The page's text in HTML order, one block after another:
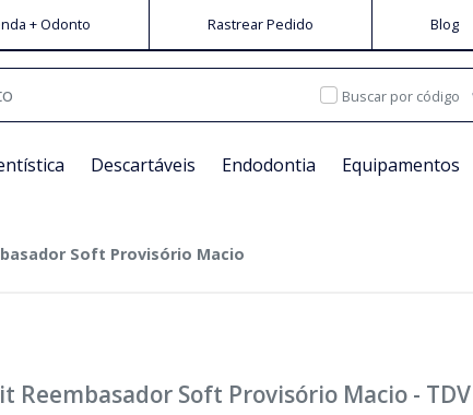
+ Odonto Rastrear Pedido Blog
Buscar por código
Descartáveis Endodontia Equipamentos
Soft Provisório Macio
Reembasador Soft Provisório Macio - TDV